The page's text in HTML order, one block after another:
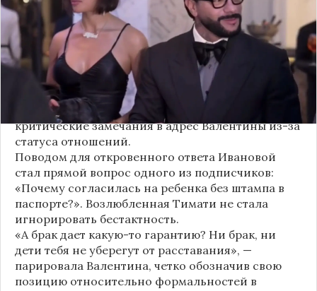
первым косвенным подтверждением слухов о
рождении дочери, ранее распространяемых
изданием «СтарХит».
Хотя сама звездная пара официально не
объявляла о пополнении, поклонники уже
засыпали их поздравлениями. Однако
некоторые комментаторы позволили себе
критические замечания в адрес Валентины из-за
статуса отношений.
Поводом для откровенного ответа Ивановой
стал прямой вопрос одного из подписчиков:
«Почему согласилась на ребенка без штампа в
паспорте?». Возлюбленная Тимати не стала
игнорировать бестактность.
«А брак дает какую-то гарантию? Ни брак, ни
дети тебя не уберегут от расставания», —
парировала Валентина, четко обозначив свою
позицию относительно формальностей в